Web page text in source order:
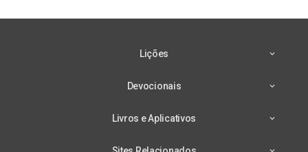
Lições
Devocionais
Livros e Aplicativos